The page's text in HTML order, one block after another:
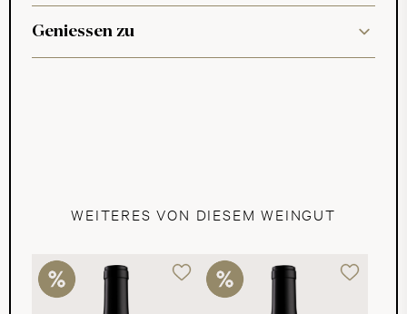
Geniessen zu
WEITERES VON DIESEM WEINGUT